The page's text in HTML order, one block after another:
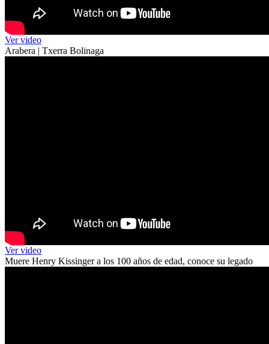
Ver video
Arabera | Txerra Bolinaga
Ver video
Muere Henry Kissinger a los 100 años de edad, conoce su legado